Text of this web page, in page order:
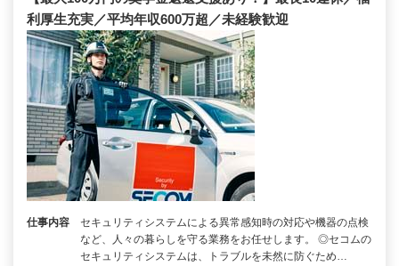
利厚生充実／平均年収600万超／未経験歓迎
仕事内容
セキュリティシステムによる異常感知時の対応や機器の点検
など、人々の暮らしを守る業務をお任せします。 ◎セコムの
セキュリティシステムは、トラブルを未然に防ぐため…